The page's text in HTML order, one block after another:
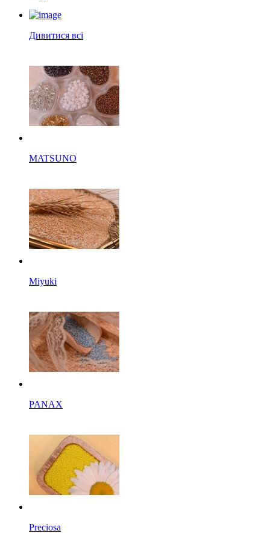
Дивитися всі
MATSUNO
Miyuki
PANAX
Preciosa